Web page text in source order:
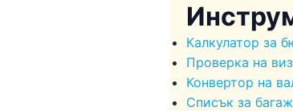
Калкулатор за
Проверка на
Конвертор на
Списък за багаж